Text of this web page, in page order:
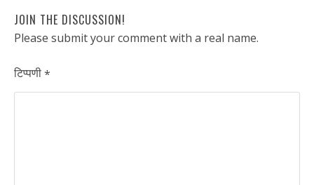
JOIN THE DISCUSSION!
Please submit your comment with a real name.
टिप्पणी*